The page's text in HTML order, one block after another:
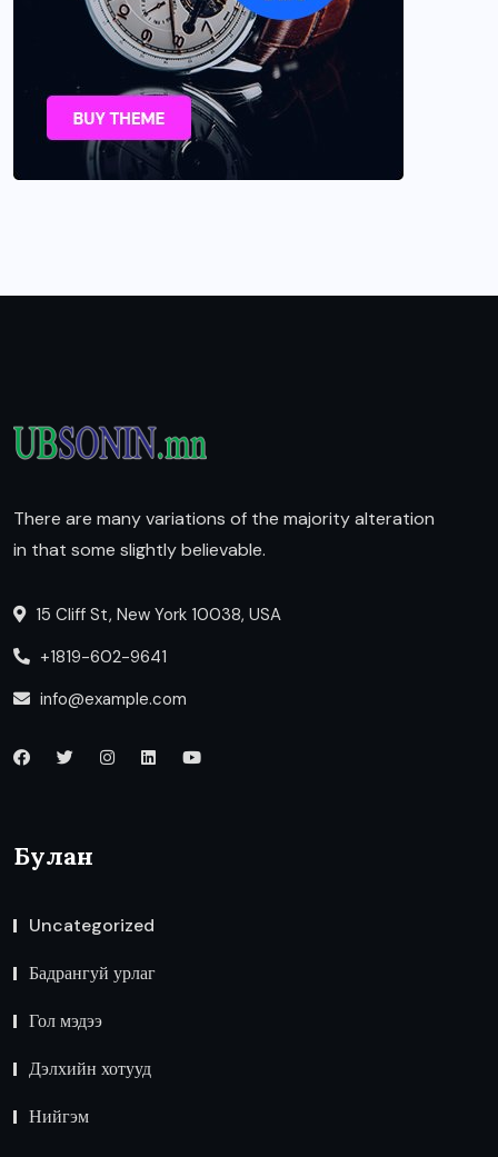
There are many variations of the majority alteration
in that some slightly believable.
15 Cliff St, New York 10038, USA
+1819-602-9641
info@example.com
Булан
Uncategorized
Бадрангуй урлаг
Гол мэдээ
Дэлхийн хотууд
Нийгэм